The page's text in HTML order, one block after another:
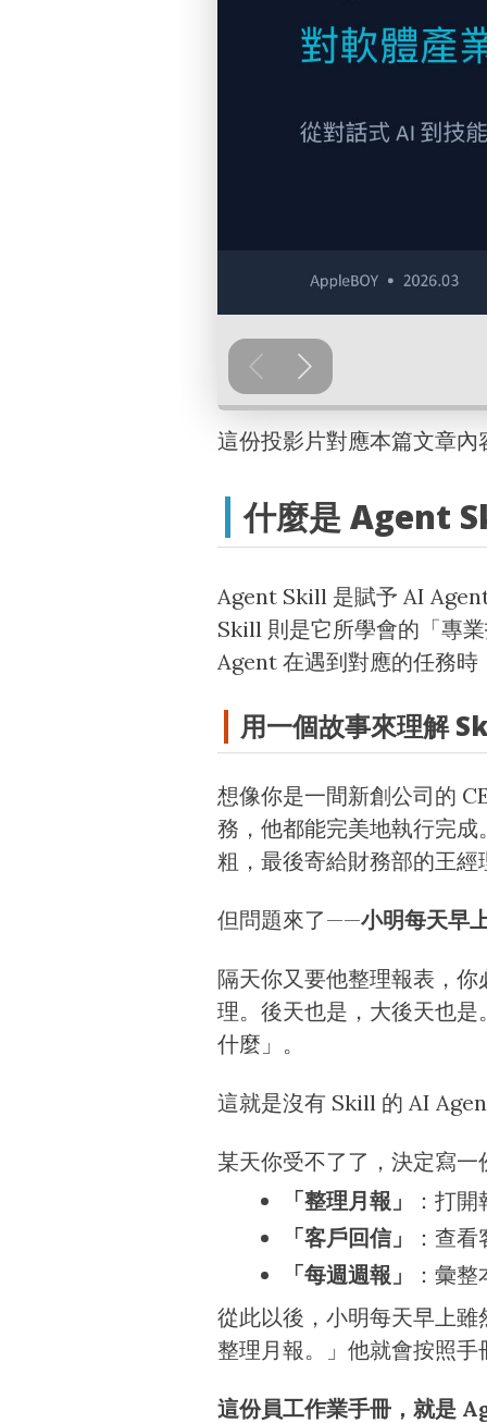
這份投影片對應本篇文章
什麼是 Agent
Agent Skill 是賦予 AI
Skill 則是它所學會的「專
Agent 在遇到對應的任務
用一個故事來理解
想像你是一間新創公司的
務，他都能完美地執行完
粗，最後寄給財務部的王
但問題來了——小明每天早
隔天你又要他整理報表，
理。後天也是，大後天也
什麼」。
這就是沒有 Skill 的 AI
某天你受不了了，決定寫一
「整理月報」
：打
「客戶回信」
：查
「每週週報」
：彙
從此以後，小明每天早上
整理月報。」他就會按照
這份員工作業手冊，就是